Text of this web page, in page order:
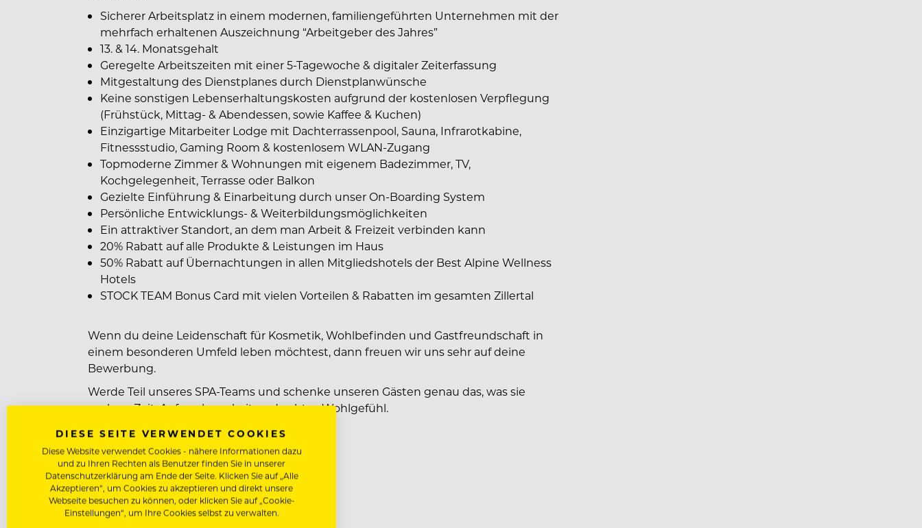
Sicherer Arbeitsplatz in einem modernen, familiengeführten Unternehmen mit der
mehrfach erhaltenen Auszeichnung “Arbeitgeber des Jahres”
13. & 14. Monatsgehalt
Geregelte Arbeitszeiten mit einer 5-Tagewoche & digitaler Zeiterfassung
Mitgestaltung des Dienstplanes durch Dienstplanwünsche
Keine sonstigen Lebenserhaltungskosten aufgrund der kostenlosen Verpflegung
(Frühstück, Mittag- & Abendessen, sowie Kaffee & Kuchen)
Einzigartige Mitarbeiter Lodge mit Dachterrassenpool, Sauna, Infrarotkabine,
Fitnessstudio, Gaming Room & kostenlosem WLAN-Zugang
Topmoderne Zimmer & Wohnungen mit eigenem Badezimmer, TV,
Kochgelegenheit, Terrasse oder Balkon
Gezielte Einführung & Einarbeitung durch unser On-Boarding System
Persönliche Entwicklungs- & Weiterbildungsmöglichkeiten
Ein attraktiver Standort, an dem man Arbeit & Freizeit verbinden kann
20% Rabatt auf alle Produkte & Leistungen im Haus
50% Rabatt auf Übernachtungen in allen Mitgliedshotels der Best Alpine Wellness
Hotels
STOCK TEAM Bonus Card mit vielen Vorteilen & Rabatten im gesamten Zillertal
Wenn du deine Leidenschaft für Kosmetik, Wohlbefinden und Gastfreundschaft in
einem besonderen Umfeld leben möchtest, dann freuen wir uns sehr auf deine
Bewerbung.
Werde Teil unseres SPA-Teams und schenke unseren Gästen genau das, was sie
suchen: Zeit, Aufmerksamkeit und echtes Wohlgefühl.
STOCK resort *****s
Dorf 142
A-6292 Finkenberg/Zillertal/Tirol
Ansprechperson: Romana Nill
Telefonnummer: +43 5285 6775 511
DIESE SEITE VERWENDET COOKIES
Diese Website verwendet Cookies - nähere Informationen dazu
und zu Ihren Rechten als Benutzer finden Sie in unserer
Datenschutzerklärung am Ende der Seite. Klicken Sie auf „Alle
Akzeptieren“, um Cookies zu akzeptieren und direkt unsere
Webseite besuchen zu können, oder klicken Sie auf „Cookie-
Einstellungen“, um Ihre Cookies selbst zu verwalten.